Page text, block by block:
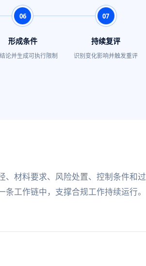
06
形成条件
论并生成可执行限制
07
持续复评
识别变化影响并触发重评
、材料要求、风险处置、控制条件和过
条工作链中，支撑合规工作持续运行。